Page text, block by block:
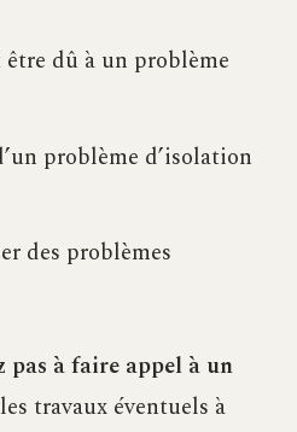
dû à un problème
problème d’isolation
des problèmes
pas à faire appel à un
travaux éventuels à